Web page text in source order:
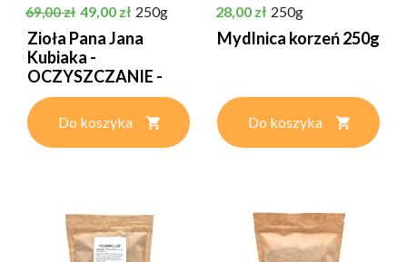
Cena podstawowa
69,00 zł Cena
49,00 zł 250g
Zioła Pana Jana
Kubiaka -
OCZYSZCZANIE -
250g
Do koszyka
Cena
28,00 zł 250g
Mydlnica korzeń 250g
Do koszyka